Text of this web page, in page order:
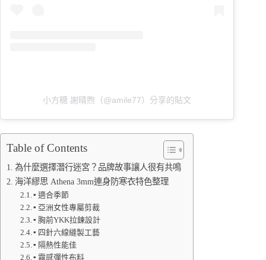
小方糖 謝晴煦（@amile77）分享的貼文
Table of Contents
為什麼選擇潛行迷宮？品牌故事讓人很有共鳴
海洋繆思 Athena 3mm連身防寒衣特色整理
▪️ 適合季節
▪️ 亞洲女性專屬剪裁
▪️ 胸前YKK拉鍊設計
▪️ 四針六線縫製工藝
▪️ 隔熱性能佳
▪️ 霧感彈性布料